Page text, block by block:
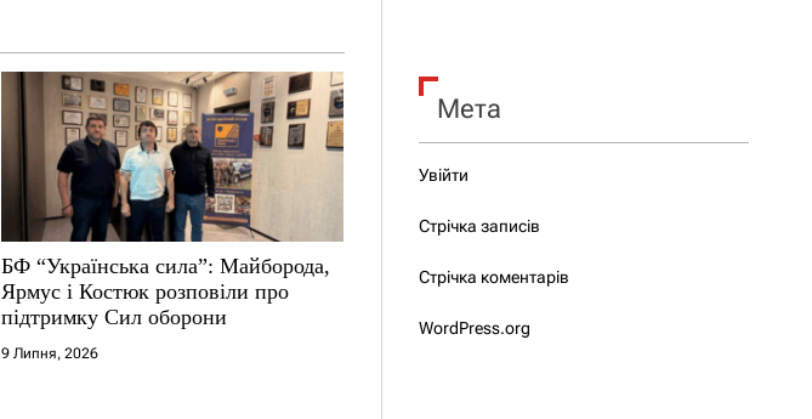
БФ “Українська сила”: Майборода,
Ярмус і Костюк розповіли про
підтримку Сил оборони
9 Липня, 2026
Мета
Увійти
Стрічка записів
Стрічка коментарів
WordPress.org